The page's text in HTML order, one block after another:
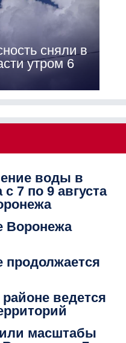
сняли в
утром 6
воды в
7 по 9 августа
Воронежа
продолжается
ведется
масштабы